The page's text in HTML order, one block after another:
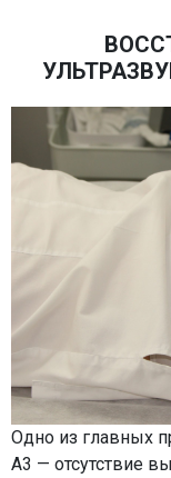
Одно из главных
A3 — отсутствие